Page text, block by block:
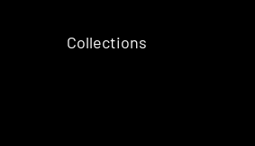
Collections